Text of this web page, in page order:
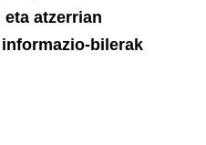
atzerrian
bilerak